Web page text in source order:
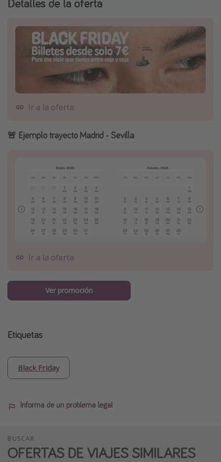
Ir a la oferta
🚨 Ejemplo trayecto Madrid - Sevilla
Ir a la oferta
Ver promoción
Etiquetas
Black Friday
Informa de un problema legal
BUSCAR
OFERTAS DE VIAJES SIMILARES